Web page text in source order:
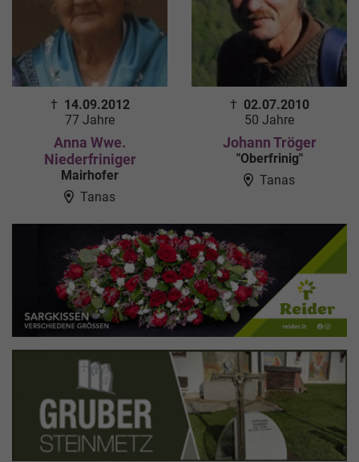
† 14.09.2012
77 Jahre
Anna Wwe.
Niederfriniger
Mairhofer
Tanas
† 02.07.2010
50 Jahre
Johann Tröger
"Oberfrinig"
Tanas